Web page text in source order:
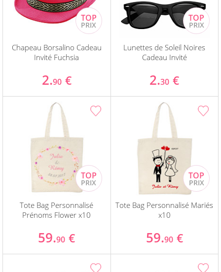
Chapeau Borsalino Cadeau
Invité Fuchsia
2.90 €
Lunettes de Soleil Noires
Cadeau Invité
2.30 €
Tote Bag Personnalisé
Prénoms Flower x10
59.90 €
Tote Bag Personnalisé Mariés
x10
59.90 €